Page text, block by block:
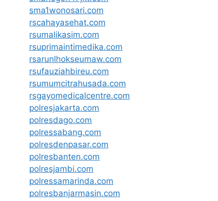
sma1wonosari.com
rscahayasehat.com
rsumalikasim.com
rsuprimaintimedika.com
rsarunlhokseumaw.com
rsufauziahbireu.com
rsumumcitrahusada.com
rsgayomedicalcentre.com
polresjakarta.com
polresdago.com
polressabang.com
polresdenpasar.com
polresbanten.com
polresjambi.com
polressamarinda.com
polresbanjarmasin.com